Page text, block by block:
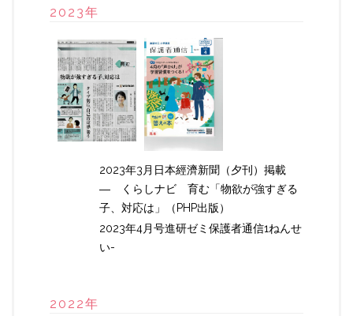
2023年
2023年3月日本經濟新聞（夕刊）掲載
― くらしナビ 育む「物欲が強すぎる
子、対応は」（PHP出版）
2023年4月号進研ゼミ保護者通信1ねんせ
い-
2022年